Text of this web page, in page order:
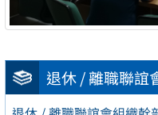
退休 / 離職聯誼